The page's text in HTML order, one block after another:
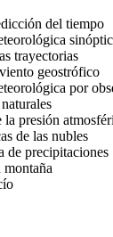
del tiempo
trayectorias
geostrófico
por
presión
de las nubles
de precipitaciones